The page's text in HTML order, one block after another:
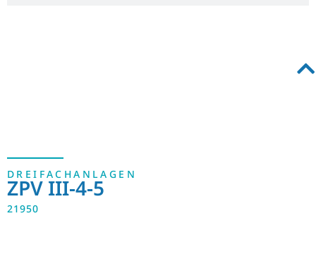
DREIFACHANLAGEN
ZPV III-4-5
21950